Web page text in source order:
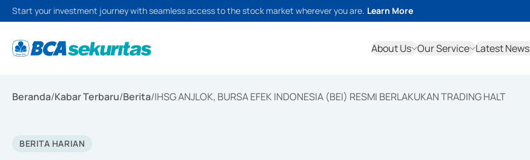
Start your investment journey with seamless access to the stock market wherever you are. Learn More
About Us Our Service Latest News
Beranda/Kabar Terbaru/Berita/IHSG ANJLOK, BURSA EFEK INDONESIA (BEI) RESMI BERLAKUKAN TRADING HALT
BERITA HARIAN